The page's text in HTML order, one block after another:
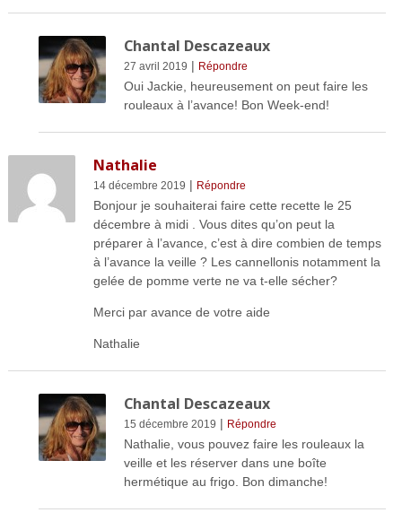
Chantal Descazeaux
27 avril 2019 | Répondre
Oui Jackie, heureusement on peut faire les
rouleaux à l’avance! Bon Week-end!
Nathalie
14 décembre 2019 | Répondre
Bonjour je souhaiterai faire cette recette le 25
décembre à midi . Vous dites qu’on peut la
préparer à l’avance, c’est à dire combien de temps
à l’avance la veille ? Les cannellonis notamment la
gelée de pomme verte ne va t-elle sécher?
Merci par avance de votre aide
Nathalie
Chantal Descazeaux
15 décembre 2019 | Répondre
Nathalie, vous pouvez faire les rouleaux la
veille et les réserver dans une boîte
hermétique au frigo. Bon dimanche!